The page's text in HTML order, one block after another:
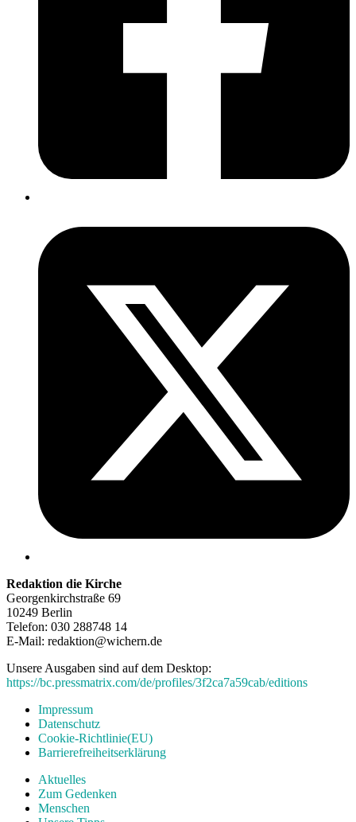
Redaktion die Kirche
Georgenkirchstraße 69
10249 Berlin
Telefon: 030 288748 14
E-Mail: redaktion@wichern.de
Unsere Ausgaben sind auf dem Desktop:
https://bc.pressmatrix.com/de/profiles/3f2ca7a59cab/editions
Impressum
Datenschutz
Cookie-Richtlinie(EU)
Barrierefreiheitserklärung
Aktuelles
Zum Gedenken
Menschen